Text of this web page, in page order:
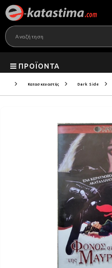
ΠΡΟΪΌΝΤΑ
Κατασκευαστής Dark Side